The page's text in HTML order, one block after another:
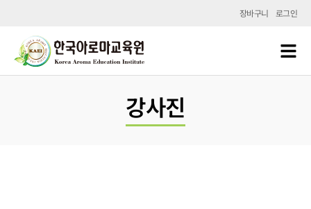
장바구니 로그인
강사진